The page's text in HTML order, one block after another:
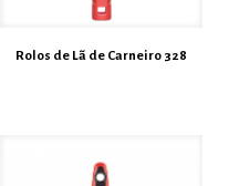
Rolos de Lã de Carneiro 328